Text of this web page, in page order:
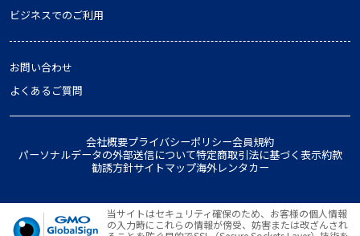
ビジネスでのご利用
お問い合わせ
よくあるご質問
会社概要プライバシーポリシー会員規約
パーソナルデータの外部送信について特定商取引法に基づく表示約款
勧誘方針サイトマップ海外レンタカー
当サイトはセキュリティ確保のため、お客様の個人情報
の入力時にこれらの情報が傍受、妨害または改ざんされ